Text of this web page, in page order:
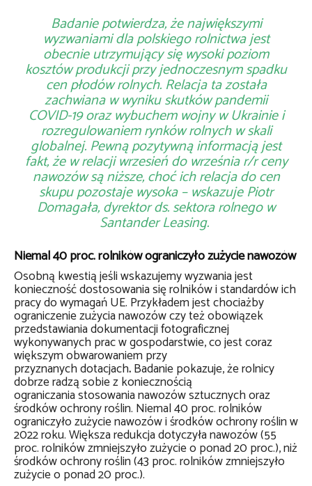
Badanie potwierdza, że największymi
wyzwaniami dla polskiego rolnictwa jest
obecnie utrzymujący się wysoki poziom
kosztów produkcji przy jednoczesnym spadku
cen płodów rolnych. Relacja ta została
zachwiana w wyniku skutków pandemii
COVID-19 oraz wybuchem wojny w Ukrainie i
rozregulowaniem rynków rolnych w skali
globalnej. Pewną pozytywną informacją jest
fakt, że w relacji wrzesień do września r/r ceny
nawozów są niższe, choć ich relacja do cen
skupu pozostaje wysoka– wskazuje Piotr
Domagała, dyrektor ds. sektora rolnego w
Santander Leasing.
Niemal 40 proc. rolników ograniczyło zużycie nawozów
Osobną kwestią jeśli wskazujemy wyzwania jest
konieczność dostosowania się rolników i standardów ich
pracy do wymagań UE. Przykładem jest chociażby
ograniczenie zużycia nawozów czy też obowiązek
przedstawiania dokumentacji fotograficznej
wykonywanych prac w gospodarstwie, co jest coraz
większym obwarowaniem przy
przyznanych dotacjach.Badanie pokazuje, że rolnicy
dobrze radzą sobie z koniecznością
ograniczania stosowania nawozów sztucznych oraz
środków ochrony roślin. Niemal 40 proc. rolników
ograniczyło zużycie nawozów i środków ochrony roślin w
2022 roku. Większa redukcja dotyczyła nawozów (55
proc. rolników zmniejszyło zużycie o ponad 20 proc.), niż
środków ochrony roślin (43 proc. rolników zmniejszyło
zużycie o ponad 20 proc.).